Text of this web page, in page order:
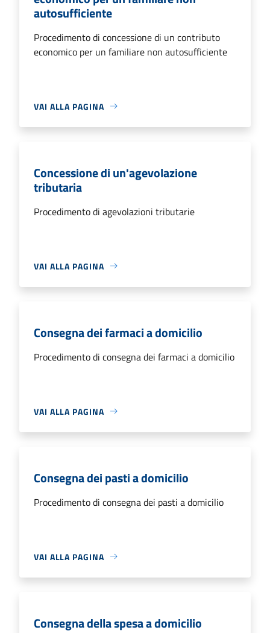
autosufficiente
Procedimento di concessione di un contributo
economico per un familiare non autosufficiente
VAI ALLA PAGINA
Concessione di un'agevolazione
tributaria
Procedimento di agevolazioni tributarie
VAI ALLA PAGINA
Consegna dei farmaci a domicilio
Procedimento di consegna dei farmaci a domicilio
VAI ALLA PAGINA
Consegna dei pasti a domicilio
Procedimento di consegna dei pasti a domicilio
VAI ALLA PAGINA
Consegna della spesa a domicilio